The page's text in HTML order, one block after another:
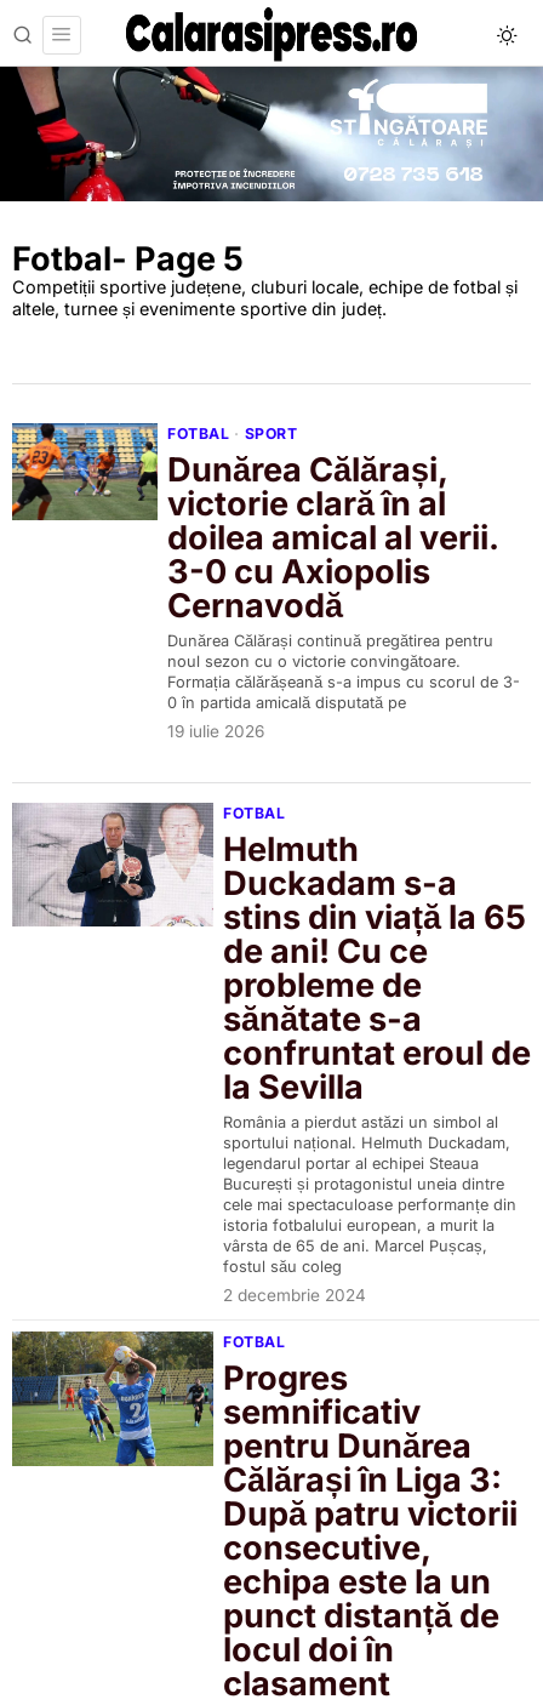
Fotbal- Page 5
Competiții sportive județene, cluburi locale, echipe de fotbal și
altele, turnee și evenimente sportive din județ.
FOTBAL · SPORT
Dunărea Călărași,
victorie clară în al
doilea amical al verii.
3-0 cu Axiopolis
Cernavodă
Dunărea Călărași continuă pregătirea pentru
noul sezon cu o victorie convingătoare.
Formația călărășeană s-a impus cu scorul de 3-
0 în partida amicală disputată pe
19 iulie 2026
FOTBAL
Helmuth
Duckadam s-a
stins din viață la 65
de ani! Cu ce
probleme de
sănătate s-a
confruntat eroul de
la Sevilla
România a pierdut astăzi un simbol al
sportului național. Helmuth Duckadam,
legendarul portar al echipei Steaua
București și protagonistul uneia dintre
cele mai spectaculoase performanțe din
istoria fotbalului european, a murit la
vârsta de 65 de ani. Marcel Pușcaș,
fostul său coleg
2 decembrie 2024
FOTBAL
Progres
semnificativ
pentru Dunărea
Călărași în Liga 3:
După patru victorii
consecutive,
echipa este la un
punct distanță de
locul doi în
clasament